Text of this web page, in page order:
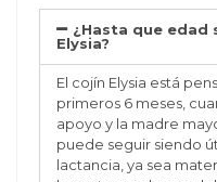
¿Hasta que edad
Elysia?
El cojín Elysia está
primeros 6 meses,
apoyo y la madre
puede seguir siendo
lactancia, ya sea